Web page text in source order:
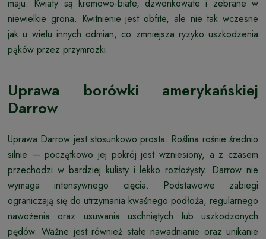
maju. Kwiaty są kremowo-białe, dzwonkowate i zebrane w
niewielkie grona. Kwitnienie jest obfite, ale nie tak wczesne
jak u wielu innych odmian, co zmniejsza ryzyko uszkodzenia
pąków przez przymrozki.
Uprawa borówki amerykańskiej
Darrow
Uprawa Darrow jest stosunkowo prosta. Roślina rośnie średnio
silnie — początkowo jej pokrój jest wzniesiony, a z czasem
przechodzi w bardziej kulisty i lekko rozłożysty. Darrow nie
wymaga intensywnego cięcia. Podstawowe zabiegi
ograniczają się do utrzymania kwaśnego podłoża, regularnego
nawożenia oraz usuwania uschniętych lub uszkodzonych
pędów. Ważne jest również stałe nawadnianie oraz unikanie